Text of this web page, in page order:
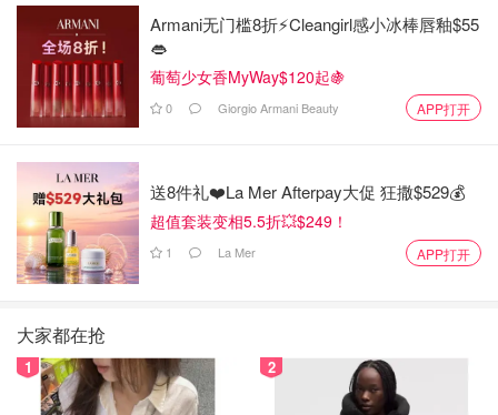
Armani无门槛8折⚡️Cleangirl感小冰棒唇釉$55
👄
葡萄少女香MyWay$120起🍇
0 Giorgio Armani Beauty APP打开
送8件礼❤️La Mer Afterpay大促 狂撒$529💰
超值套装变相5.5折💥$249！
1 La Mer APP打开
大家都在抢
1 2